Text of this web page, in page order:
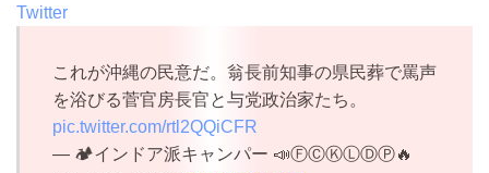
Twitter
これが沖縄の民意だ。翁長前知事の県民葬で罵声
を浴びる菅官房長官と与党政治家たち。
pic.twitter.com/rtl2QQiCFR
— 🏕インドア派キャンパー 📣ⒻⒸⓀⓁⒹⓅ🔥